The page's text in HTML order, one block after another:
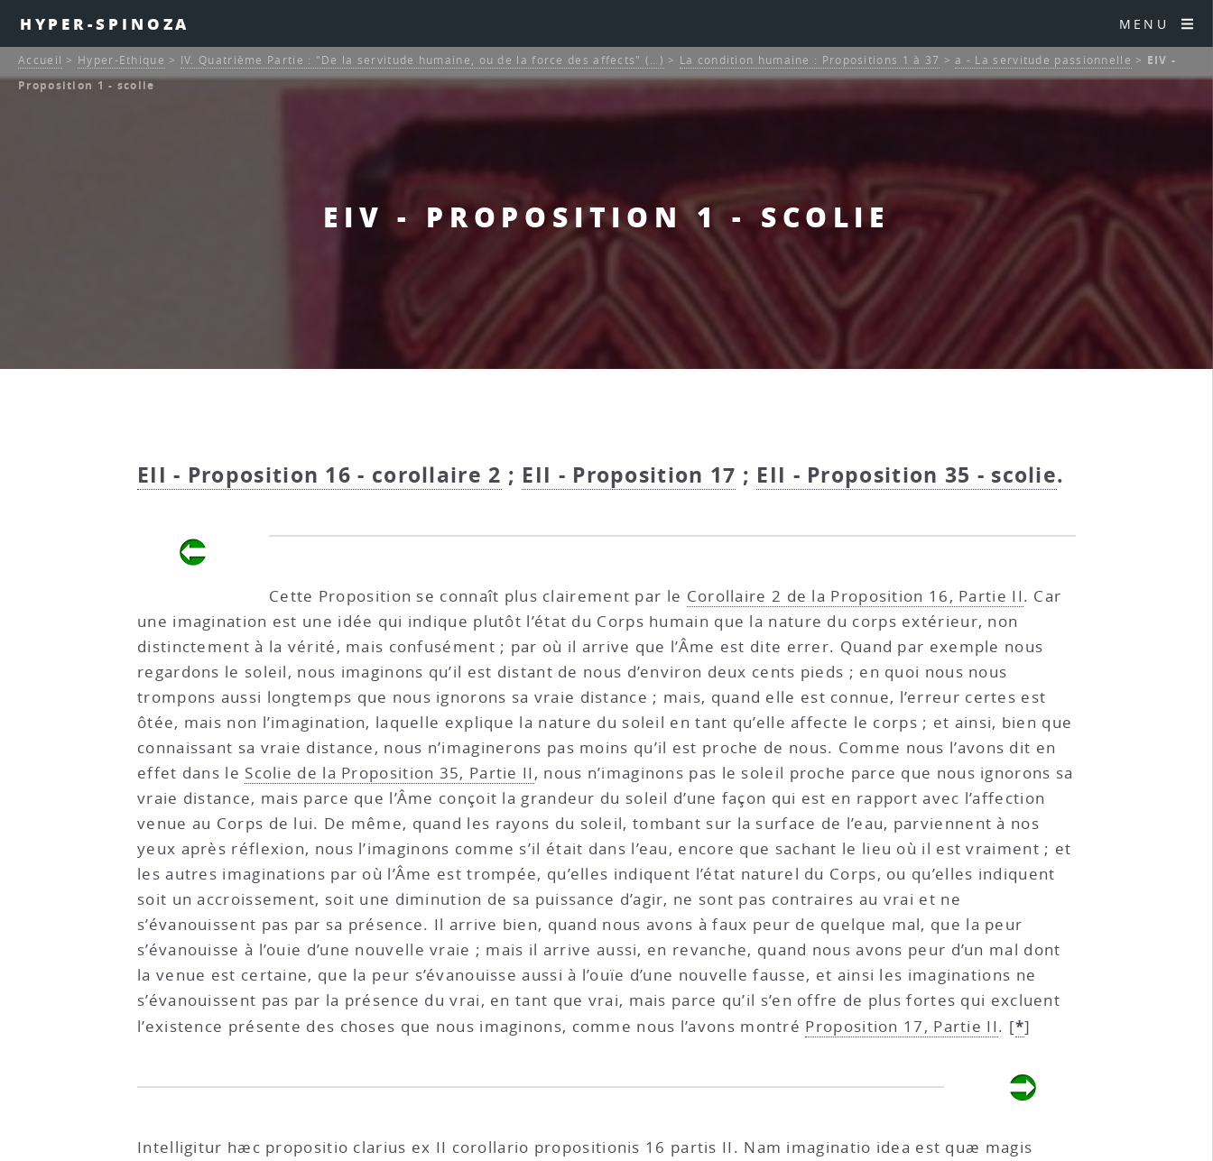
HYPER-SPINOZA MENU
EIV - PROPOSITION 1 - SCOLIE
Accueil > Hyper-Ethique > IV. Quatrième Partie : "De la servitude humaine, ou de la force des affects" (…) > La condition humaine : Propositions 1 à 37 >a - La servitude passionnelle > EIV -
Proposition 1 - scolie
EII - Proposition 16 - corollaire 2 ; EII - Proposition 17 ; EII - Proposition 35 - scolie.
Cette Proposition se connaît plus clairement par le Corollaire 2 de la Proposition 16, Partie II. Car
une imagination est une idée qui indique plutôt l’état du Corps humain que la nature du corps extérieur, non
distinctement à la vérité, mais confusément ; par où il arrive que l’Âme est dite errer. Quand par exemple nous
regardons le soleil, nous imaginons qu’il est distant de nous d’environ deux cents pieds ; en quoi nous nous
trompons aussi longtemps que nous ignorons sa vraie distance ; mais, quand elle est connue, l’erreur certes est
ôtée, mais non l’imagination, laquelle explique la nature du soleil en tant qu’elle affecte le corps ; et ainsi, bien que
connaissant sa vraie distance, nous n’imaginerons pas moins qu’il est proche de nous. Comme nous l’avons dit en
effet dans le Scolie de la Proposition 35, Partie II , nous n’imaginons pas le soleil proche parce que nous ignorons sa
vraie distance, mais parce que l’Âme conçoit la grandeur du soleil d’une façon qui est en rapport avec l’affection
venue au Corps de lui. De même, quand les rayons du soleil, tombant sur la surface de l’eau, parviennent à nos
yeux après réflexion, nous l’imaginons comme s’il était dans l’eau, encore que sachant le lieu où il est vraiment ; et
les autres imaginations par où l’Âme est trompée, qu’elles indiquent l’état naturel du Corps, ou qu’elles indiquent
soit un accroissement, soit une diminution de sa puissance d’agir, ne sont pas contraires au vrai et ne
s’évanouissent pas par sa présence. Il arrive bien, quand nous avons à faux peur de quelque mal, que la peur
s’évanouisse à l’ouie d’une nouvelle vraie ; mais il arrive aussi, en revanche, quand nous avons peur d’un mal dont
la venue est certaine, que la peur s’évanouisse aussi à l’ouïe d’une nouvelle fausse, et ainsi les imaginations ne
s’évanouissent pas par la présence du vrai, en tant que vrai, mais parce qu’il s’en offre de plus fortes qui excluent
l’existence présente des choses que nous imaginons, comme nous l’avons montré Proposition 17, Partie II. [*]
Intelligitur hæc propositio clarius ex II corollario propositionis 16 partis II. Nam imaginatio idea est quæ magis